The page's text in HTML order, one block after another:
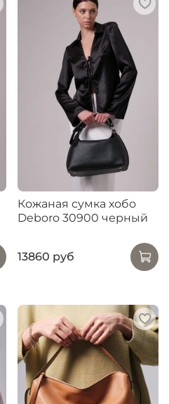
Кожаная сумка хобо
Deboro 30900 черный
13860 руб